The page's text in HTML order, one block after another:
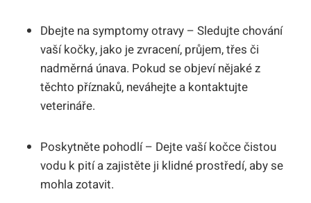
Dbejte na symptomy otravy – Sledujte chování
vaší kočky, jako je zvracení, průjem, třes či
nadměrná únava. Pokud se objeví nějaké z
těchto příznaků, neváhejte a kontaktujte
veterináře.
Poskytněte pohodlí – Dejte vaší kočce čistou
vodu k pití a zajistěte ji klidné prostředí, aby se
mohla zotavit.